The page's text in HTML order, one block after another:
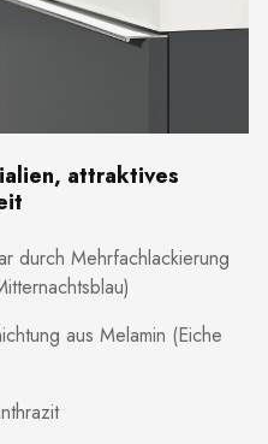
attraktives
durch Mehrfachlackierung
aus Melamin (Eiche